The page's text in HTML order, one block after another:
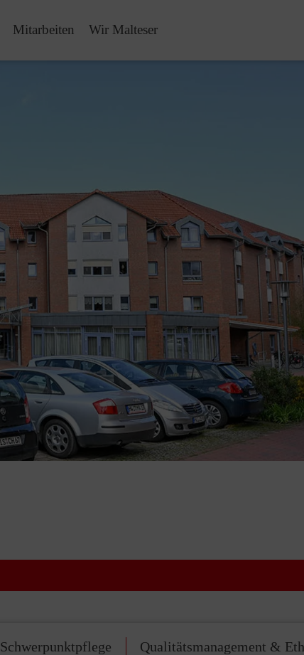
Mitarbeiten Wir Malteser
Schwerpunktpflege Qualitätsmanagement &